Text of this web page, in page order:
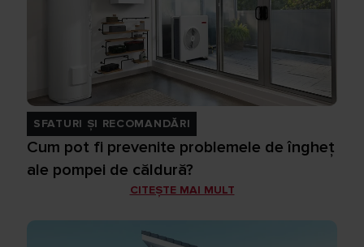
SFATURI ȘI RECOMANDĂRI
Cum pot fi prevenite problemele de îngheț
ale pompei de căldură?
CITEȘTE MAI MULT